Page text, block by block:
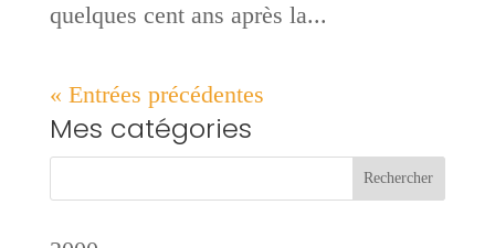
quelques cent ans après la...
« Entrées précédentes
Mes catégories